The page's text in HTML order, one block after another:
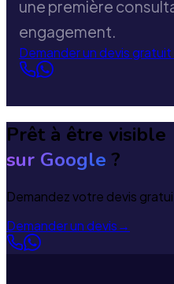
une première
engagement.
Demander un devis gratuit
Prêt à être visible
sur Google ?
Demandez votre devis
Demander un devis→